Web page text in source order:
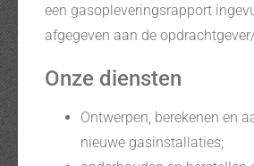
een gasopleveringsrapport
afgegeven aan de
Onze diensten
Ontwerpen, berekenen en
nieuwe gasinstallaties;